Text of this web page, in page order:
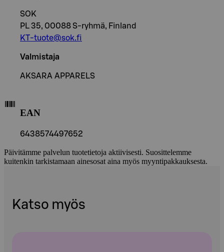
SOK
PL 35, 00088 S-ryhmä, Finland
KT-tuote@sok.fi
Valmistaja
AKSARA APPARELS
EAN
6438574497652
Päivitämme palvelun tuotetietoja aktiivisesti. Suosittelemme
kuitenkin tarkistamaan ainesosat aina myös myyntipakkauksesta.
Katso myös